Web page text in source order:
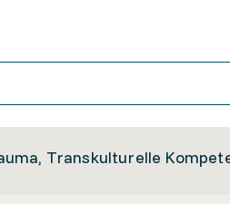
Transkulturelle